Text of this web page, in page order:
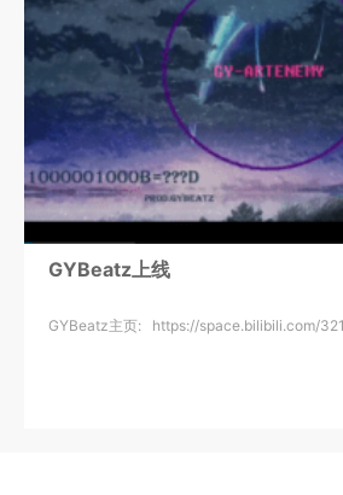
GYBeatz上线
GYBeatz主页: https://space.bilibili.com/